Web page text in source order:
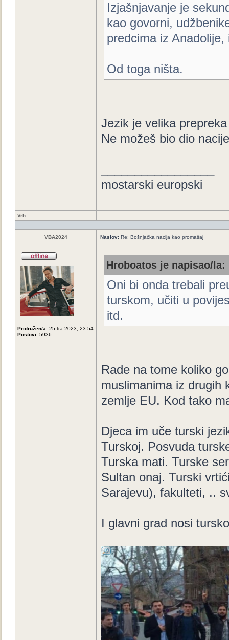
Izjašnjavanje je
kao govorni,
predcima iz Anadolije,
Od toga ništa.
Jezik je velika
Ne možeš bio dio
mostarski europski
Vrh
VBA2024 Naslov: Re: Bošnjačka nacija kao promašaj
Pridružen/a: 25 tra 2023, 23:54
Postovi: 5936
Hroboatos je napisao/la:
Oni bi onda trebali
turskom, učiti u
itd.
Rade na tome koliko
muslimanima iz drugih
zemlje EU. Kod tako
Djeca im uče turski
Turskoj. Posvuda
Turska mati. Turske
Sultan onaj. Turski
Sarajevu), fakulteti, ..
I glavni grad nosi